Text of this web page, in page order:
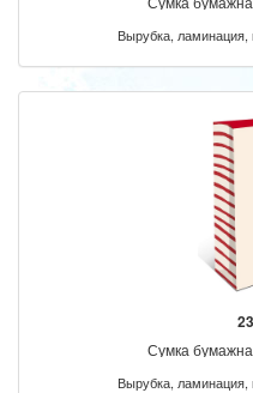
Вырубка, ламинация,
Сумка
Вырубка, ламинация,